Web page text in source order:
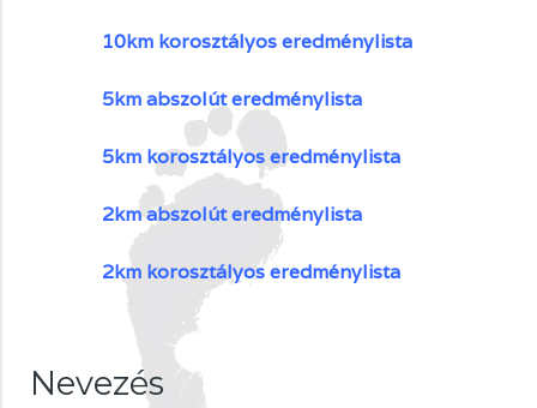
10km korosztályos eredménylista
5km abszolút eredménylista
5km korosztályos eredménylista
2km abszolút eredménylista
2km korosztályos eredménylista
Nevezés